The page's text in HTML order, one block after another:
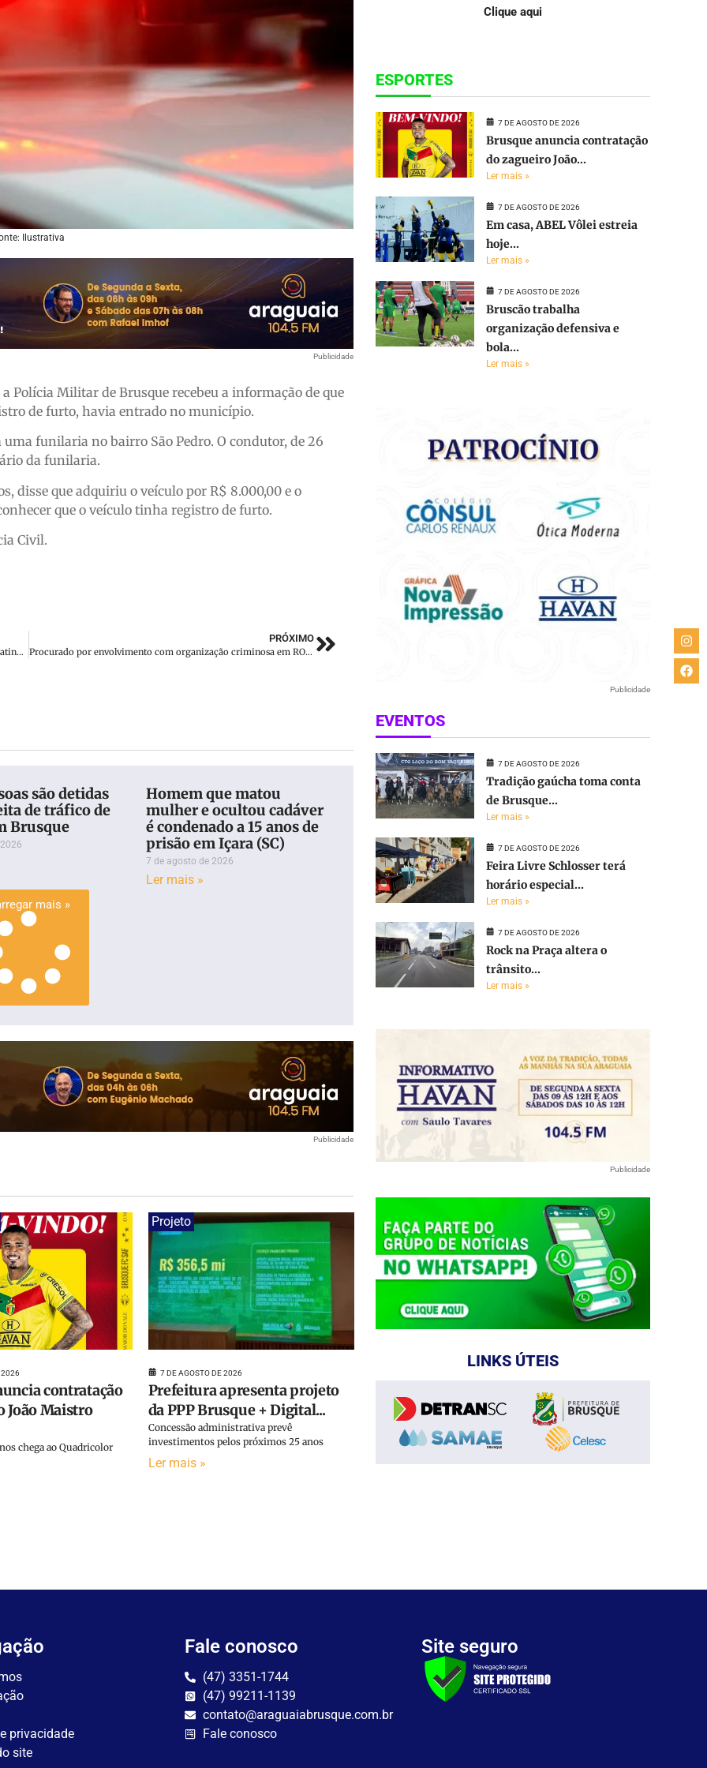
Ilustrativa
Publicidade
Polícia Militar de Brusque recebeu a informação de que
de furto, havia entrado no município.
funilaria no bairro São Pedro. O condutor, de 26
da funilaria.
disse que adquiriu o veículo por R$ 8.000,00 e o
que o veículo tinha registro de furto.
Civil.
Motorista com sinais de embriaguez invade pista contrária, atinge motociclista e desacata policiais, em Brusque
PRÓXIMO
Procurado por envolvimento com organização criminosa em RO é preso no litoral catarinense
são detidas
de tráfico de
Brusque
Homem que matou
mulher e ocultou cadáver
é condenado a 15 anos de
prisão em Içara (SC)
7 de agosto de 2026
Ler mais »
mais »
Publicidade
2026
contratação
João Maistro
chega ao Quadricolor
Projeto
7 DE AGOSTO DE 2026
Prefeitura apresenta projeto
da PPP Brusque + Digital...
Concessão administrativa prevê
investimentos pelos próximos 25 anos
Ler mais »
Clique aqui
ESPORTES
7 DE AGOSTO DE 2026
Brusque anuncia contratação
do zagueiro João...
Ler mais »
7 DE AGOSTO DE 2026
Em casa, ABEL Vôlei estreia
hoje...
Ler mais »
7 DE AGOSTO DE 2026
Bruscão trabalha
organização defensiva e
bola...
Ler mais »
Publicidade
EVENTOS
7 DE AGOSTO DE 2026
Tradição gaúcha toma conta
de Brusque...
Ler mais »
7 DE AGOSTO DE 2026
Feira Livre Schlosser terá
horário especial...
Ler mais »
7 DE AGOSTO DE 2026
Rock na Praça altera o
trânsito...
Ler mais »
Publicidade
LINKS ÚTEIS
privacidade
site
Fale conosco
(47) 3351-1744
(47) 99211-1139
contato@araguaiabrusque.com.br
Fale conosco
Site seguro